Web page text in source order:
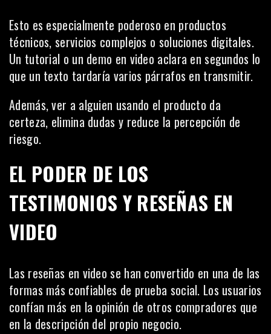
Esto es especialmente poderoso en productos
técnicos, servicios complejos o soluciones digitales.
Un tutorial o un demo en video aclara en segundos lo
que un texto tardaría varios párrafos en transmitir.
Además, ver a alguien usando el producto da
certeza, elimina dudas y reduce la percepción de
riesgo.
EL PODER DE LOS
TESTIMONIOS Y RESEÑAS EN
VIDEO
Las reseñas en video se han convertido en una de las
formas más confiables de prueba social. Los usuarios
confían más en la opinión de otros compradores que
en la descripción del propio negocio.